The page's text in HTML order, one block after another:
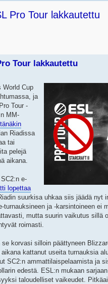
Pro Tour lakkautettu
Tour lakkautettu
World Cup
ja
Tour -
MM-
tänäkin
Riadissa
tai
pelejä
aikana.
e-
lopettaa
suurkisa uhkaa siis jäädä nyt
ja -karsintoineen ei
mutta suurin vaikutus sillä
roimasti.
korvasi silloin päättyneen
kattanut useita turnauksia
SC2:n ammattilaispelaamista ja
edestä. ESL:n mukaan
taloudelliset vaikeudet.